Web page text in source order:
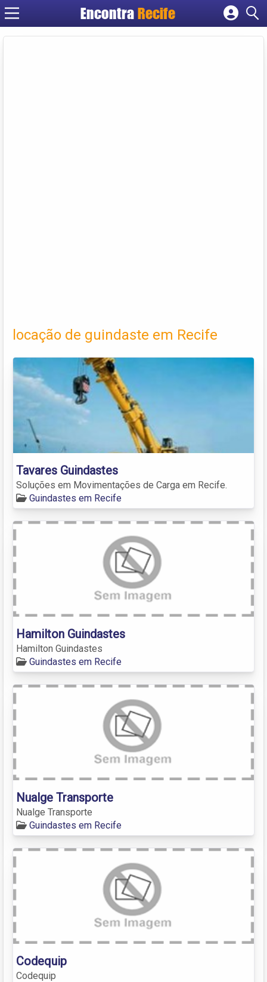
Encontra Recife
Cadastrar empresa
locação de guindaste em Recife
Tavares Guindastes
Soluções em Movimentações de Carga em Recife.
Guindastes em Recife
Hamilton Guindastes
Hamilton Guindastes
Guindastes em Recife
Nualge Transporte
Nualge Transporte
Guindastes em Recife
Codequip
Codequip